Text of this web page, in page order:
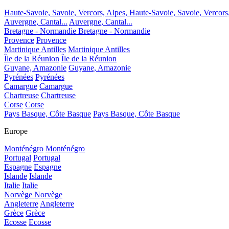
Haute-Savoie, Savoie, Vercors, Alpes, Haute-Savoie, Savoie,
Auvergne, Cantal... Auvergne, Cantal...
Bretagne - Normandie Bretagne - Normandie
Provence Provence
Martinique Antilles Martinique Antilles
Île de la Réunion Île de la Réunion
Guyane, Amazonie Guyane, Amazonie
Pyrénées Pyrénées
Camargue Camargue
Chartreuse Chartreuse
Corse Corse
Pays Basque, Côte Basque Pays Basque, Côte Basque
Europe
Monténégro Monténégro
Portugal Portugal
Espagne Espagne
Islande Islande
Italie Italie
Norvège Norvège
AngleterreAngleterre
Grèce Grèce
Ecosse Ecosse